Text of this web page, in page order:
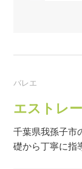
バレエ
エストレ
千葉県我孫子市
礎から丁寧に指